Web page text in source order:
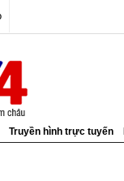
Truyền hình trực tuyến